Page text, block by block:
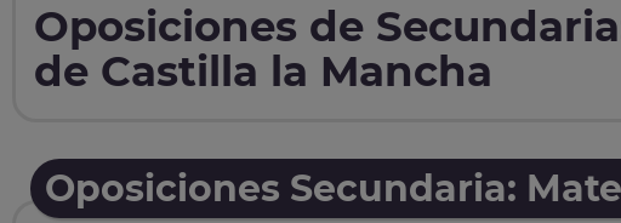
Oposiciones de
de Castilla la Mancha
Oposiciones Secundaria: